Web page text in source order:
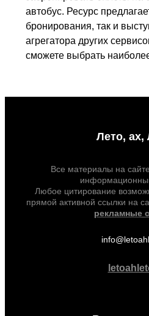
автобус. Ресурс
бронирования, так и
агрегатора других
сможете выбрать
Лето, ах,
Все материалы на
Любое цитирование
прямой активной ссылки на
рекламные